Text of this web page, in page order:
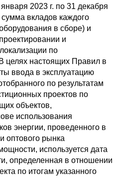
2023 г. по 31 декабря
сумма вкладов каждого
в сборе) и
и
по
целях настоящих Правил в
ввода в эксплуатацию
по результатам
проектов по
объектов,
использования
энергии, проведенного в
оптового рынка
используется дата
определенная в отношении
по итогам указанного